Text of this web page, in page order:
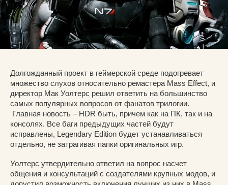
Долгожданный проект в геймерской среде подогревает
множество слухов относительно ремастера Mass Effect, и
директор Мак Уолтерс решил ответить на большинство
самых популярных вопросов от фанатов трилогии.
Главная новость – HDR быть, причем как на ПК, так и на
консолях. Все баги предыдущих частей будут
исправлены, Legendary Edition будет устанавливаться
отдельно, не затрагивая папки оригинальных игр.
Уолтерс утвердительно ответил на вопрос насчет
общения и консультаций с создателями крупных модов, и